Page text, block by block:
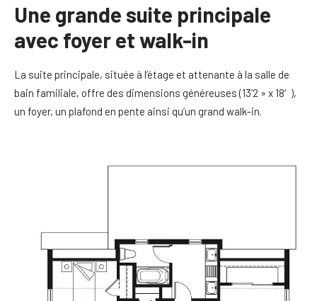
Une grande suite principale
avec foyer et walk-in
La suite principale, située à l’étage et attenante à la salle de
bain familiale, offre des dimensions généreuses (13’2 » x 18′),
un foyer, un plafond en pente ainsi qu’un grand walk-in.